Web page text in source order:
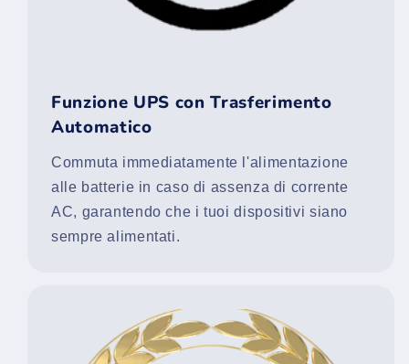
Funzione UPS con Trasferimento
Automatico
Commuta immediatamente l'alimentazione
alle batterie in caso di assenza di corrente
AC, garantendo che i tuoi dispositivi siano
sempre alimentati.